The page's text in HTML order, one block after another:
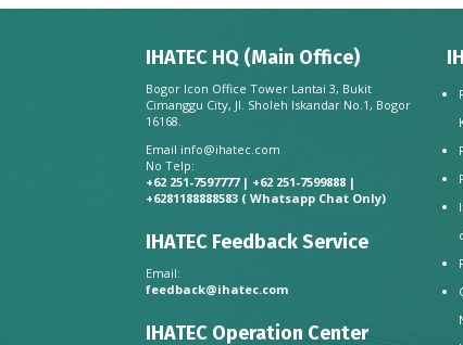
IHATEC HQ (Main Office)
Bogor Icon Office Tower Lantai 3, Bukit
Cimanggu City, Jl. Sholeh Iskandar No.1, Bogor
16168.
Email info@ihatec.com
No Telp:
+62 251-7597777 | +62 251-7599888 |
+6281188888583 ( Whatsapp Chat Only)
IHATEC Feedback Service
Email:
feedback@ihatec.com
IHATEC Operation Center